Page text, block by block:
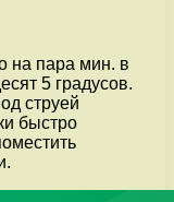
на пара мин. в
5 градусов.
струей
быстро